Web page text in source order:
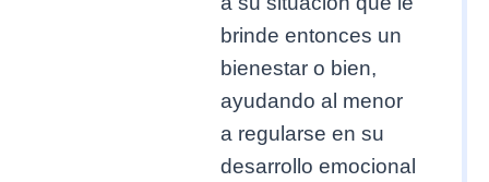
brinde entonces un
bienestar o bien,
ayudando al menor
a regularse en su
desarrollo emocional